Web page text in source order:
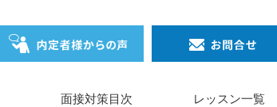
面接対策目次 レッスン一覧